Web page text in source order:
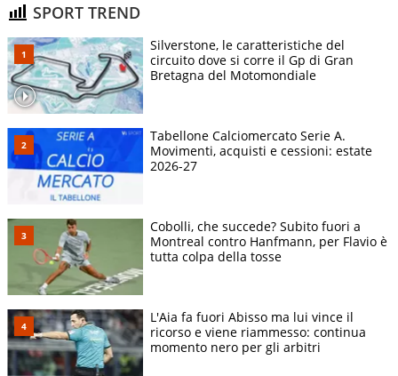
SPORT TREND
Silverstone, le caratteristiche del
circuito dove si corre il Gp di Gran
Bretagna del Motomondiale
Tabellone Calciomercato Serie A.
Movimenti, acquisti e cessioni: estate
2026-27
Cobolli, che succede? Subito fuori a
Montreal contro Hanfmann, per Flavio è
tutta colpa della tosse
L'Aia fa fuori Abisso ma lui vince il
ricorso e viene riammesso: continua
momento nero per gli arbitri